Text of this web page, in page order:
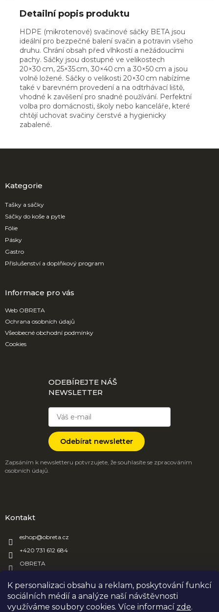
K personalizaci obsahu a reklam, poskytování funkcí
sociálních médií a analýze naší návštěvnosti
využíváme soubory cookies. Více informací zde.
Detailní popis produktu
HDPE (mikrotenové) svačinové sáčky BETA jsou
ideální pro bezpečné balení svačin a potravin všeho
druhu. Chrání obsah před vlhkostí a nežádoucími
pachy. Sáčky jsou dostupné ve velikostech
20×30 cm, 25×35 cm, 30×40 cm a 30×50 cm a jsou
volně ložené. Sáčky o velikosti 20×30 cm nabízíme
také v barevném provedení a na odtrhávací liště,
vhodné k zavěšení pro snadné používání. Perfektní
volba pro domácnosti, školy nebo kanceláře, které
chtějí uchovat svačiny čerstvé a hygienicky
zabalené.
aKategorie
Tašky a sáčky
Sáčky do koše a pytle
Fólie
Pásky
Gastro
Příslušenství a doplňkový program
Informace pro vás
Web OBRETA
Ochrana osobních údajů
Všeobecné obchodní podmínky
Cookies
ODEBÍREJTE NÁŠ
NEWSLETTER
Odebírat newsletter
Zapsáním k newsletteru potvrzujete, že souhlasíte se zpracováním
osobních údajů.
Kontakt
eshop@obreta.cz
+420 731 612 684
OBRETA